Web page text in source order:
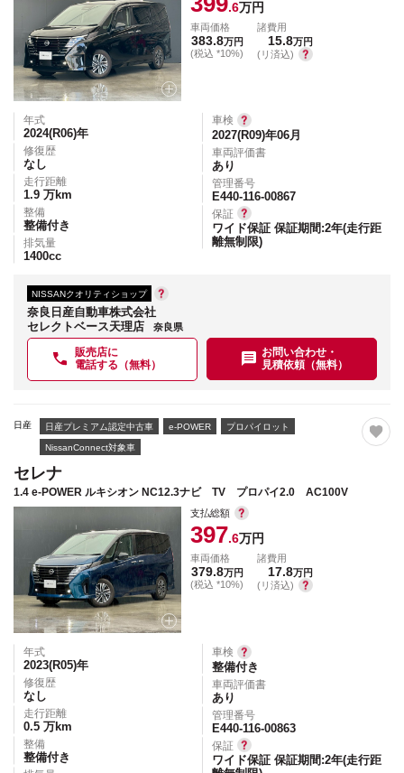
.6万円
車両価格
383.8万円
(税込 *10%)
諸費用
15.8万円
(リ済込)
年式
2024(R06)年
修復歴
なし
走行距離
1.9 万km
整備
整備付き
排気量
1400cc
車検
2027(R09)年06月
車両評価書
あり
管理番号
E440-116-00867
保証
ワイド保証 保証期間:2年(走行距
離無制限)
NISSANクオリティショップ
奈良日産自動車株式会社
セレクトベース天理店
奈良県
販売店に
電話する（無料）
お問い合わせ・
見積依頼（無料）
日産 日産プレミアム認定中古車 e-POWER プロパイロット
NissanConnect対象車
セレナ
1.4 e-POWER ルキシオン NC12.3ナビ TV プロパイ2.0 AC100V
支払総額
397.6万円
車両価格
379.8万円
(税込 *10%)
諸費用
17.8万円
(リ済込)
年式
2023(R05)年
修復歴
なし
走行距離
0.5 万km
整備
整備付き
車検
整備付き
車両評価書
あり
管理番号
E440-116-00863
保証
ワイド保証 保証期間:2年(走行距